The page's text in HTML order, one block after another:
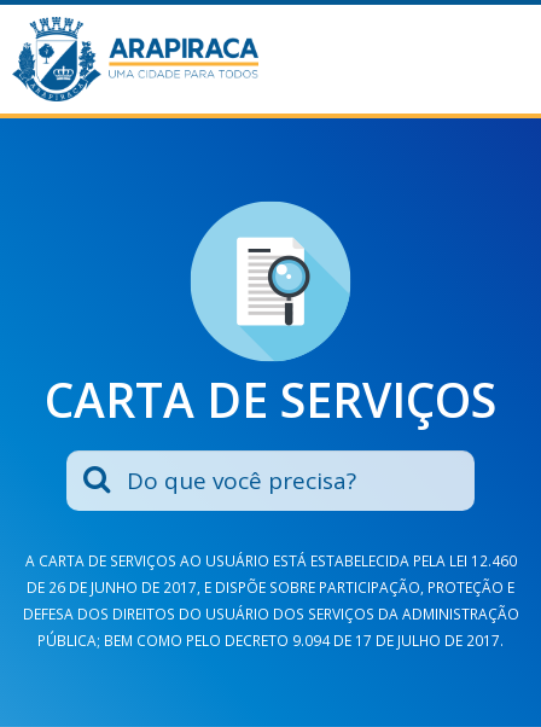
CARTA DE SERVIÇOS
A CARTA DE SERVIÇOS AO USUÁRIO ESTÁ ESTABELECIDA PELA LEI 12.460
DE 26 DE JUNHO DE 2017, E DISPÕE SOBRE PARTICIPAÇÃO, PROTEÇÃO E
DEFESA DOS DIREITOS DO USUÁRIO DOS SERVIÇOS DA ADMINISTRAÇÃO
PÚBLICA; BEM COMO PELO DECRETO 9.094 DE 17 DE JULHO DE 2017.